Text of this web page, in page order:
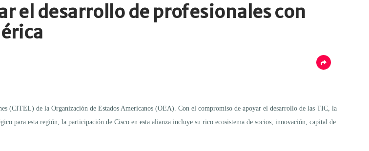
el desarrollo de profesionales con
(CITEL) de la Organización de Estados Americanos (OEA). Con el compromiso de apoyar el desarrollo de las TIC, la
para esta región, la participación de Cisco en esta alianza incluye su rico ecosistema de socios, innovación, capital de